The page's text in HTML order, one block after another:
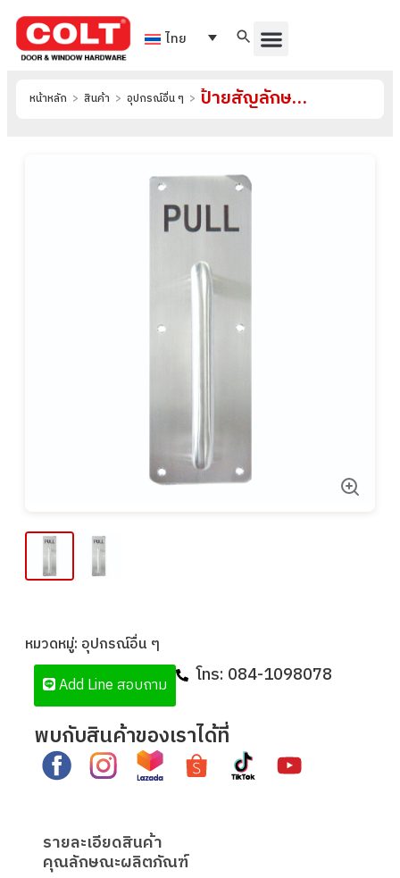
ไทย
หน้าหลัก > สินค้า > อุปกรณ์อื่น ๆ > ป้ายสัญลักษณ์ รุ่น SZ004
หมวดหมู่: อุปกรณ์อื่น ๆ
Add Line สอบถาม
โทร: 084-1098078
พบกับสินค้าของเราได้ที่
รายละเอียดสินค้า
คุณลักษณะผลิตภัณฑ์